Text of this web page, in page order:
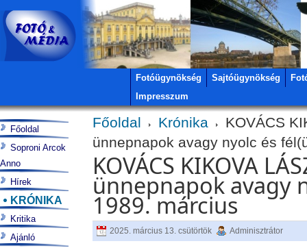
Fotóügynökség Sajtóügynökség
Impresszum
Főoldal Krónika
KOVÁCS
ünnepnapok avagy nyolc és
KOVÁCS KIKOVA
ünnepnapok avagy
1989. március
2025. március 13. csütörtök Adminisztrátor
Főoldal
Soproni Arcok
Anno
Hírek
KRÓNIKA
Kritika
Ajánló